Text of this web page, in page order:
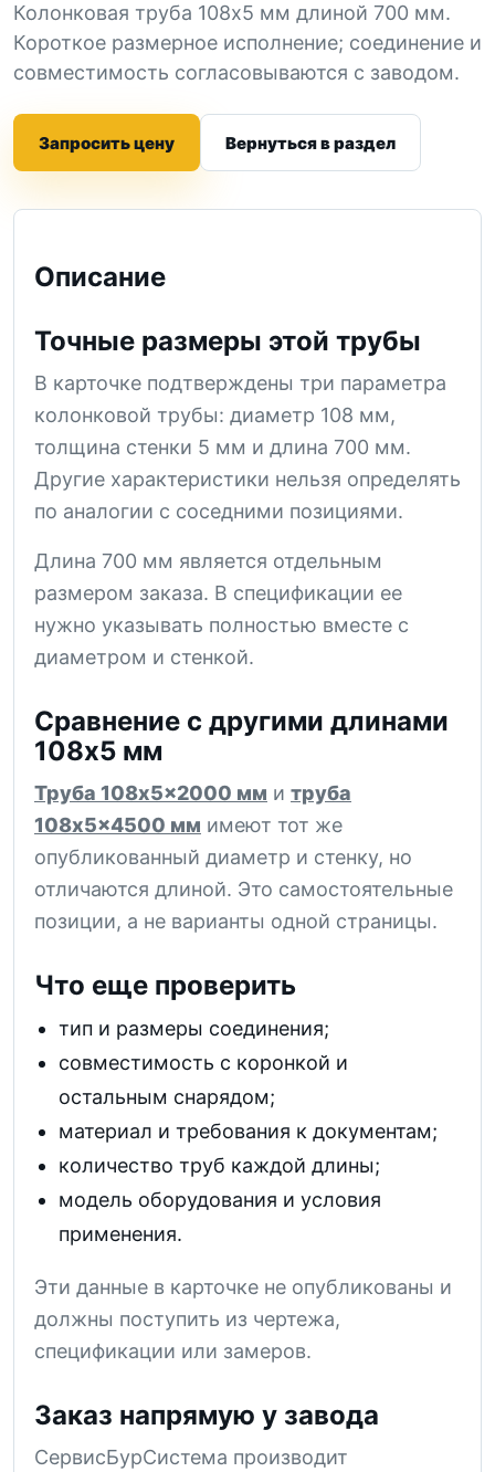
Колонковая труба 108x5 мм длиной 700 мм.
Короткое размерное исполнение; соединение и
совместимость согласовываются с заводом.
Запросить цену Вернуться в раздел
Описание
Точные размеры этой трубы
В карточке подтверждены три параметра
колонковой трубы: диаметр 108 мм,
толщина стенки 5 мм и длина 700 мм.
Другие характеристики нельзя определять
по аналогии с соседними позициями.
Длина 700 мм является отдельным
размером заказа. В спецификации ее
нужно указывать полностью вместе с
диаметром и стенкой.
Сравнение с другими длинами
108x5 мм
Труба 108x5x2000 мм и труба
108x5x4500 мм имеют тот же
опубликованный диаметр и стенку, но
отличаются длиной. Это самостоятельные
позиции, а не варианты одной страницы.
Что еще проверить
тип и размеры соединения;
совместимость с коронкой и
остальным снарядом;
материал и требования к документам;
количество труб каждой длины;
модель оборудования и условия
применения.
Эти данные в карточке не опубликованы и
должны поступить из чертежа,
спецификации или замеров.
Заказ напрямую у завода
СервисБурСистема производит